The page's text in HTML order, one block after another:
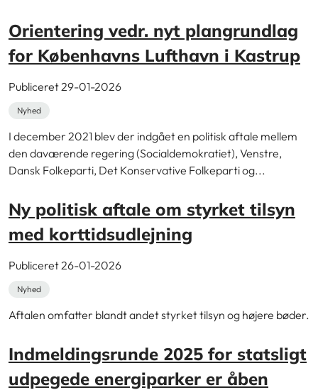
Orientering vedr. nyt plangrundlag
for Københavns Lufthavn i Kastrup
Publiceret 29-01-2026
Nyhed
I december 2021 blev der indgået en politisk aftale mellem
den daværende regering (Socialdemokratiet), Venstre,
Dansk Folkeparti, Det Konservative Folkeparti og...
Ny politisk aftale om styrket tilsyn
med korttidsudlejning
Publiceret 26-01-2026
Nyhed
Aftalen omfatter blandt andet styrket tilsyn og højere bøder.
Indmeldingsrunde 2025 for statsligt
udpegede energiparker er åben